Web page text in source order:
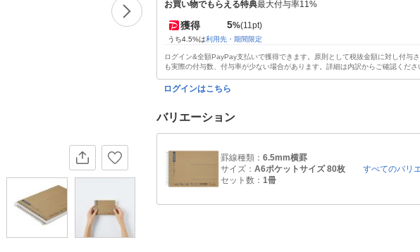
お買い物でもらえる特典最大付与率11%
獲得 5%(11pt)
うち4.5%は利用先・期間限定
ログイン&全額PayPay支払いで獲得できます。原則として税抜金額に対し付与
も実際の付与数、付与率が少ない場合があります。詳細は内訳からご確認くださ
ログインはこちら
バリエーション
罫線種類： 6.5mm横罫
サイズ： A6ポケットサイズ 80枚
セット数： 1冊
すべてのバリ